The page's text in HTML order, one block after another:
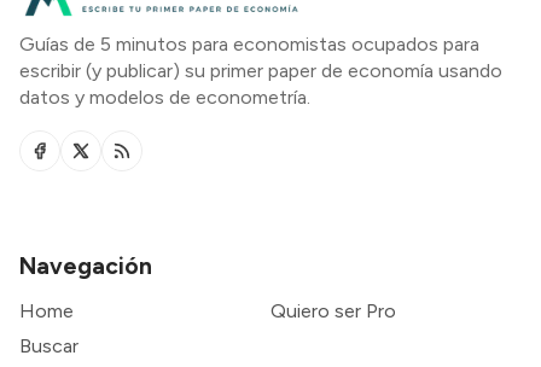
Guías de 5 minutos para economistas ocupados para
escribir (y publicar) su primer paper de economía usando
datos y modelos de econometría.
Navegación
Home
Quiero ser Pro
Buscar